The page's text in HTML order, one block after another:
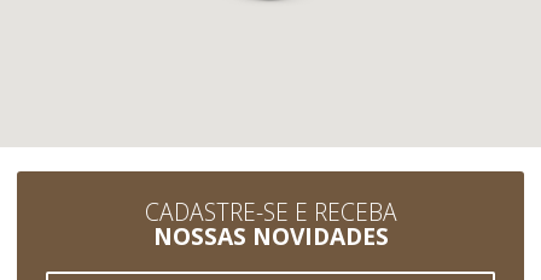
CADASTRE-SE E RECEBA
NOSSAS NOVIDADES